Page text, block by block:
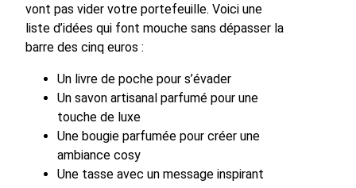
vont pas vider votre portefeuille. Voici une
liste d’idées qui font mouche sans dépasser la
barre des cinq euros :
Un livre de poche pour s’évader
Un savon artisanal parfumé pour une
touche de luxe
Une bougie parfumée pour créer une
ambiance cosy
Une tasse avec un message inspirant